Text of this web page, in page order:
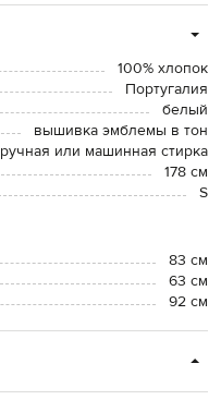
100% хлопок
Португалия
белый
вышивка эмблемы в тон
ручная или машинная стирка
178 см
S
83 см
63 см
92 см